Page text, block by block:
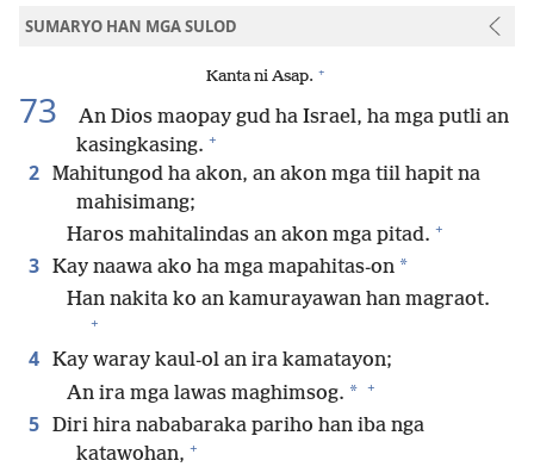
SUMARYO HAN MGA SULOD
Kanta ni Asap. +
73
An Dios maopay gud ha Israel, ha mga putli an
kasingkasing. +
2 Mahitungod ha akon, an akon mga tiil hapit na
mahisimang;
Haros mahitalindas an akon mga pitad. +
3 Kay naawa ako ha mga mapahitas-on *
Han nakita ko an kamurayawan han magraot.
+
4 Kay waray kaul-ol an ira kamatayon;
An ira mga lawas maghimsog. * +
5 Diri hira nababaraka pariho han iba nga
katawohan, +